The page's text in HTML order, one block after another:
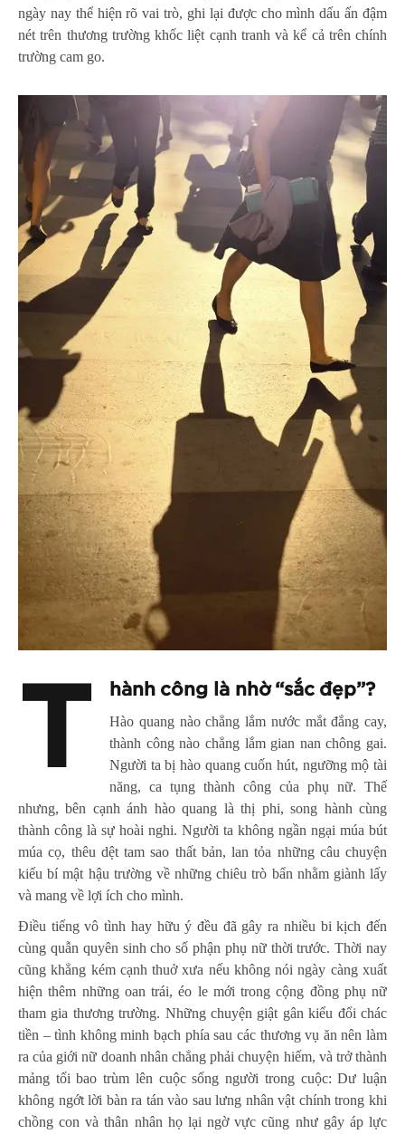
ngày nay thể hiện rõ vai trò, ghi lại được cho mình dấu ấn đậm
nét trên thương trường khốc liệt cạnh tranh và kể cả trên chính
trường cam go.
T hành công là nhờ “sắc đẹp”?
Hào quang nào chẳng lắm nước mắt đắng cay,
thành công nào chẳng lắm gian nan chông gai.
Người ta bị hào quang cuốn hút, ngưỡng mộ tài
năng, ca tụng thành công của phụ nữ. Thế
nhưng, bên cạnh ánh hào quang là thị phi, song hành cùng
thành công là sự hoài nghi. Người ta không ngần ngại múa bút
múa cọ, thêu dệt tam sao thất bản, lan tỏa những câu chuyện
kiểu bí mật hậu trường về những chiêu trò bẩn nhằm giành lấy
và mang về lợi ích cho mình.
Điều tiếng vô tình hay hữu ý đều đã gây ra nhiều bi kịch đến
cùng quẫn quyên sinh cho số phận phụ nữ thời trước. Thời nay
cũng khẳng kém cạnh thuở xưa nếu không nói ngày càng xuất
hiện thêm những oan trái, éo le mới trong cộng đồng phụ nữ
tham gia thương trường. Những chuyện giật gân kiểu đổi chác
tiền – tình không minh bạch phía sau các thương vụ ăn nên làm
ra của giới nữ doanh nhân chẳng phải chuyện hiếm, và trở thành
mảng tối bao trùm lên cuộc sống người trong cuộc: Dư luận
không ngớt lời bàn ra tán vào sau lưng nhân vật chính trong khi
chồng con và thân nhân họ lại ngờ vực cũng như gây áp lực